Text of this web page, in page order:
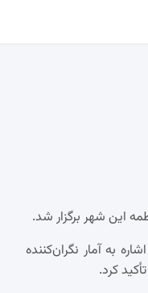
به آمار نگران‌کننده
کرد.